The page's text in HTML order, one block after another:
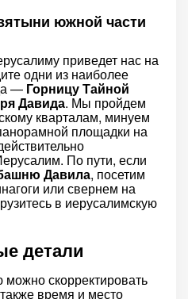
южной части
приведет нас на
одни из наиболее
— Горницу Тайной
Давида. Мы пройдем
кварталам, минуем
площадки на
По пути, если
Давила, посетим
или свернем на
в иерусалимскую
детали
скорректировать
время и место